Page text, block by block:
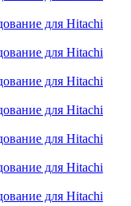
для Hitachi
для Hitachi
для Hitachi
для Hitachi
для Hitachi
для Hitachi
для Hitachi